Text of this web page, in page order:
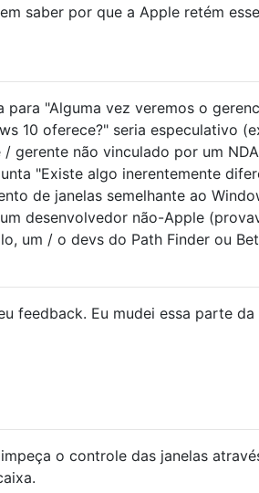
saber por que a Apple retém
para "Alguma vez veremos o
10 oferece?" seria especulativo
gerente não vinculado por um
"Existe algo inerentemente
de janelas semelhante ao
desenvolvedor não-Apple
um / o devs do Path Finder ou
feedback. Eu mudei essa parte da
o controle das janelas